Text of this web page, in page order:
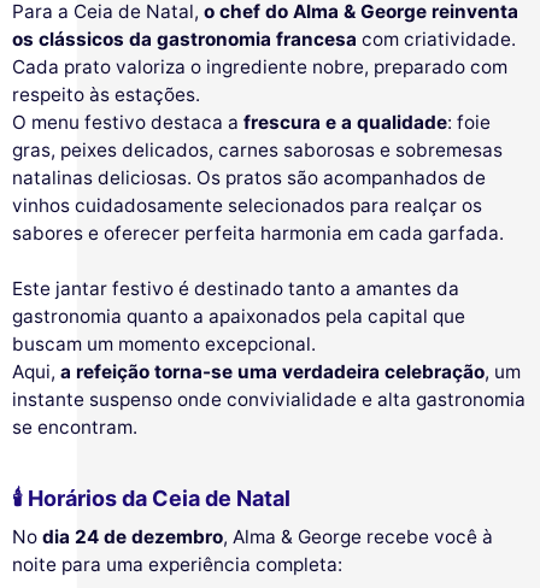
Para a Ceia de Natal, o chef do Alma & George reinventa
os clássicos da gastronomia francesa com criatividade.
Cada prato valoriza o ingrediente nobre, preparado com
respeito às estações.
O menu festivo destaca a frescura e a qualidade: foie
gras, peixes delicados, carnes saborosas e sobremesas
natalinas deliciosas. Os pratos são acompanhados de
vinhos cuidadosamente selecionados para realçar os
sabores e oferecer perfeita harmonia em cada garfada.
Este jantar festivo é destinado tanto a amantes da
gastronomia quanto a apaixonados pela capital que
buscam um momento excepcional.
Aqui, a refeição torna-se uma verdadeira celebração, um
instante suspenso onde convivialidade e alta gastronomia
se encontram.
🕯 Horários da Ceia de Natal
No dia 24 de dezembro, Alma & George recebe você à
noite para uma experiência completa: